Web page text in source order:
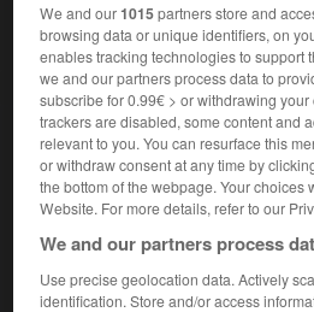
Accueil> Encyclopédie [personnage]
RenéAllio
Metteur en scène de cinéma
1995).
We and our1015partners store and
browsing data or unique identifiers, on
enables tracking technologies to support
we and our partners process data to
subscribe for 0.99€ > or withdrawing
trackers are disabled, some content and
relevant to you. You can resurface this
or withdraw consent at any time by
the bottom of the webpage. Your choices
Website. For more details, refer to our
We and our partners process
Use precise geolocation data. Actively
identification. Store and/or access